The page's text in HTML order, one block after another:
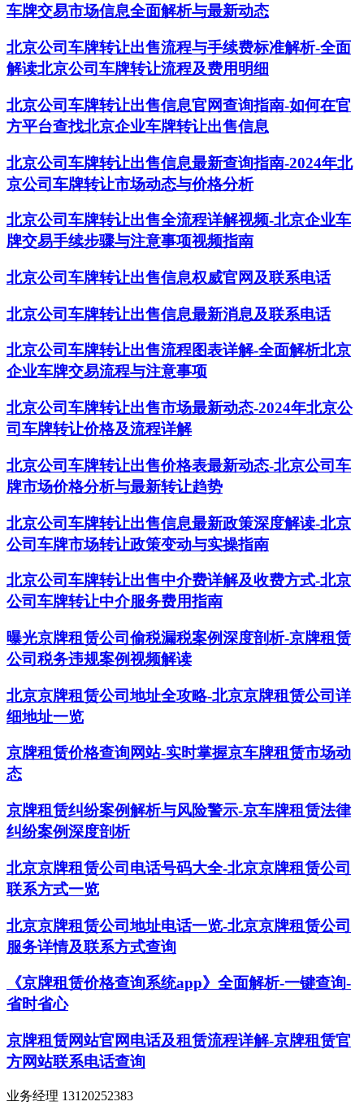
车牌交易市场信息全面解析与最新动态
北京公司车牌转让出售流程与手续费标准解析-全面
解读北京公司车牌转让流程及费用明细
北京公司车牌转让出售信息官网查询指南-如何在官
方平台查找北京企业车牌转让出售信息
北京公司车牌转让出售信息最新查询指南-2024年北
京公司车牌转让市场动态与价格分析
北京公司车牌转让出售全流程详解视频-北京企业车
牌交易手续步骤与注意事项视频指南
北京公司车牌转让出售信息权威官网及联系电话
北京公司车牌转让出售信息最新消息及联系电话
北京公司车牌转让出售流程图表详解-全面解析北京
企业车牌交易流程与注意事项
北京公司车牌转让出售市场最新动态-2024年北京公
司车牌转让价格及流程详解
北京公司车牌转让出售价格表最新动态-北京公司车
牌市场价格分析与最新转让趋势
北京公司车牌转让出售信息最新政策深度解读-北京
公司车牌市场转让政策变动与实操指南
北京公司车牌转让出售中介费详解及收费方式-北京
公司车牌转让中介服务费用指南
曝光京牌租赁公司偷税漏税案例深度剖析-京牌租赁
公司税务违规案例视频解读
北京京牌租赁公司地址全攻略-北京京牌租赁公司详
细地址一览
京牌租赁价格查询网站-实时掌握京车牌租赁市场动
态
京牌租赁纠纷案例解析与风险警示-京车牌租赁法律
纠纷案例深度剖析
北京京牌租赁公司电话号码大全-北京京牌租赁公司
联系方式一览
北京京牌租赁公司地址电话一览-北京京牌租赁公司
服务详情及联系方式查询
《京牌租赁价格查询系统app》全面解析-一键查询-
省时省心
京牌租赁网站官网电话及租赁流程详解-京牌租赁官
方网站联系电话查询
业务经理 13120252383